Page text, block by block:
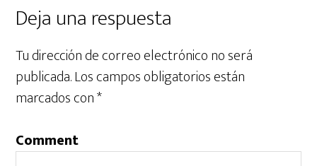
Deja una respuesta
Tu dirección de correo electrónico no será
publicada.Los campos obligatorios están
marcados con*
Comment